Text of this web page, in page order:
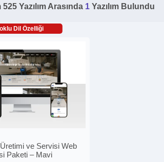
Yazılım Arasında 1 Yazılım Bulundu
Dil Özelliği
ve Servisi Web
Paketi – Mavi